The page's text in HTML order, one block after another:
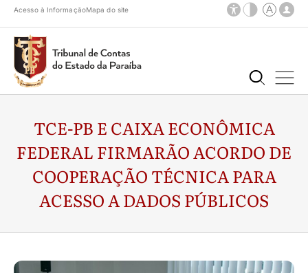
Acesso à InformaçãoMapa do site
TCE-PB E CAIXA ECONÔMICA
FEDERAL FIRMARÃO ACORDO DE
COOPERAÇÃO TÉCNICA PARA
ACESSO A DADOS PÚBLICOS